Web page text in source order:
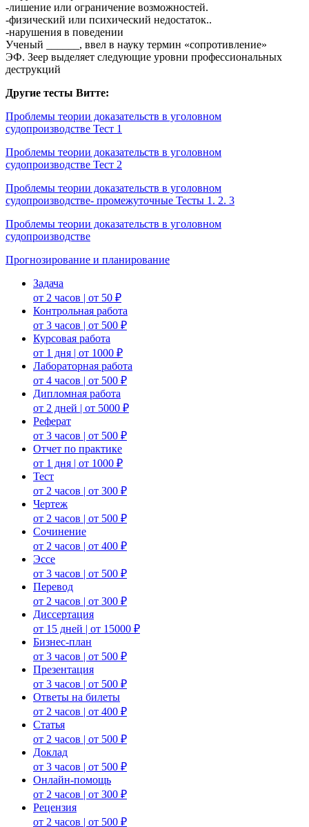
-лишение или ограничение возможностей.
-физический или психический недостаток..
-нарушения в поведении
Ученый ______, ввел в науку термин «сопротивление»
ЭФ. Зеер выделяет следующие уровни профессиональных
деструкций
Другие тесты Витте:
Проблемы теории доказательств в уголовном
судопроизводстве Тест 1
Проблемы теории доказательств в уголовном
судопроизводстве Тест 2
Проблемы теории доказательств в уголовном
судопроизводстве- промежуточные Тесты 1. 2. 3
Проблемы теории доказательств в уголовном
судопроизводстве
Прогнозирование и планирование
Задача
от 2 часов | от 50 ₽
Контрольная работа
от 3 часов | от 500 ₽
Курсовая работа
от 1 дня | от 1000 ₽
Лабораторная работа
от 4 часов | от 500 ₽
Дипломная работа
от 2 дней | от 5000 ₽
Реферат
от 3 часов | от 500 ₽
Отчет по практике
от 1 дня | от 1000 ₽
Тест
от 2 часов | от 300 ₽
Чертеж
от 2 часов | от 500 ₽
Сочинение
от 2 часов | от 400 ₽
Эссе
от 3 часов | от 500 ₽
Перевод
от 2 часов | от 300 ₽
Диссертация
от 15 дней | от 15000 ₽
Бизнес-план
от 3 часов | от 500 ₽
Презентация
от 3 часов | от 500 ₽
Ответы на билеты
от 2 часов | от 400 ₽
Статья
от 2 часов | от 500 ₽
Доклад
от 3 часов | от 500 ₽
Онлайн-помощь
от 2 часов | от 300 ₽
Рецензия
от 2 часов | от 500 ₽